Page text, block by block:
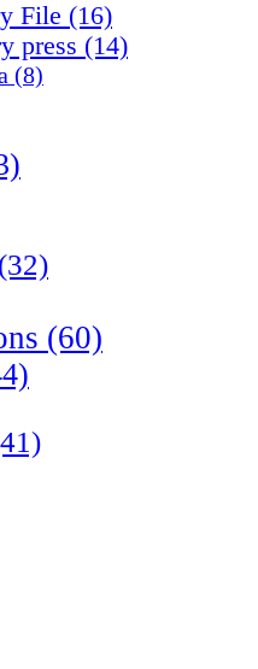
File (16)
press (14)
(8)
(32)
(60)